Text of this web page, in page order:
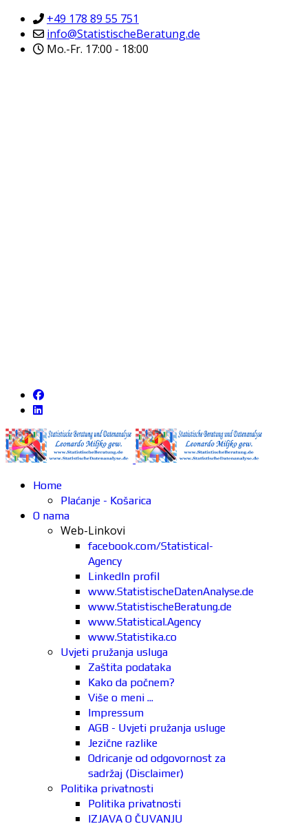
+49 178 89 55 751
info@StatistischeBeratung.de
Mo.-Fr. 17:00 - 18:00
Home
Plaćanje - Košarica
O nama
Web-Linkovi
facebook.com/Statistical-
Agency
LinkedIn profil
www.StatistischeDatenAnalyse.de
www.StatistischeBeratung.de
www.Statistical.Agency
www.Statistika.co
Uvjeti pružanja usluga
Zaštita podataka
Kako da počnem?
Više o meni ...
Impressum
AGB - Uvjeti pružanja usluge
Jezične razlike
Odricanje od odgovornost za
sadržaj (Disclaimer)
Politika privatnosti
Politika privatnosti
IZJAVA O ČUVANJU